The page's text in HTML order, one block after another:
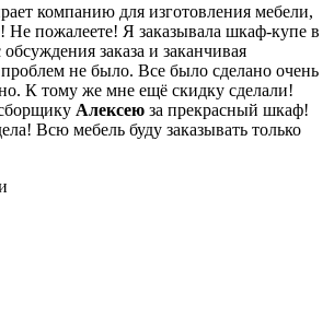
компанию для изготовления мебели,
пожалеете! Я заказывала шкаф-купе в
заказа и заканчивая
не было. Все было сделано очень
К тому же мне ещё скидку сделали!
Алексею за прекрасный шкаф!
Всю мебель буду заказывать только